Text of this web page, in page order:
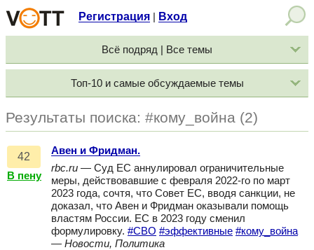
Регистрация Вход
Всё подряд | Все темы
Топ-10 и самые обсуждаемые темы
Результаты поиска: #кому_война (2)
42
В пену
Авен и Фридман.
rbc.ru — Суд ЕС аннулировал ограничительные
меры, действовавшие с февраля 2022-го по март
2023 года, сочтя, что Совет ЕС, вводя санкции, не
доказал, что Авен и Фридман оказывали помощь
властям России. ЕС в 2023 году сменил
формулировку. #СВО #эффективные #кому_война
— Новости, Политика